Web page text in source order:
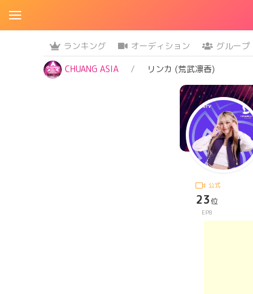
ランキング オーディション グループ
CHUANG ASIA
リンカ (荒武凛香)
公式
23位
EP8